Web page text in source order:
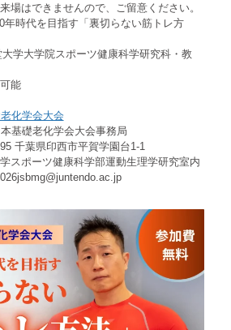
場はできませんので、ご留意ください。
年時代を目指す「裏切らない筋トレ方
学大学院スポーツ健康科学研究科・教
能
化学会大会
基礎老化学会大会事務局
千葉県印西市平賀学園台1-1
スポーツ健康科学部運動生理学研究室内